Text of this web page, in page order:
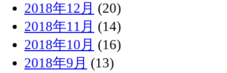
2018年12月 (20)
2018年11月 (14)
2018年10月 (16)
2018年9月 (13)